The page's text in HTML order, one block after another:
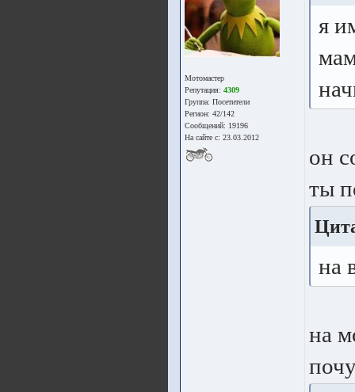
Мотомастер
Репутация: 4309
Группа: Посетители
Регион: 42/142
Сообщений: 19196
На сайте с: 23.03.2012
я
он
ты
на
на